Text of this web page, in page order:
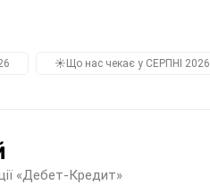
☀️Що нас чекає у СЕРПНІ 2026
«Дебет-Кредит»